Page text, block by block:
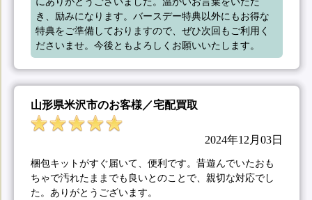
き、励みになります。バースデー特典以外にもお得な
特典をご準備しておりますので、ぜひ次回もご利用く
ださいませ。今後ともよろしくお願いいたします。
山形県米沢市のお客様／宅配買取
2024年12月03日
梱包キットがすぐ届いて、便利です。昔遊んでいたおも
ちゃで汚れたままでも良いとのことで、親切な対応でし
た。ありがとうございます。